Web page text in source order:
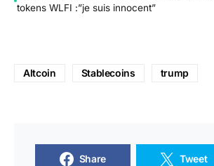
tokens WLFI :”je suis innocent”
Altcoin Stablecoins trump
Share Tweet